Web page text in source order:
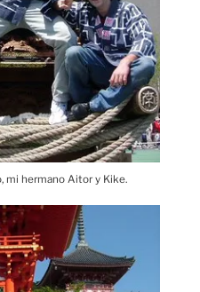
mi hermano Aitor y Kike.